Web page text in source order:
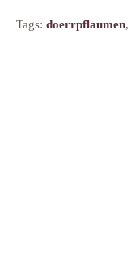
Tags: doerrpflaumen,